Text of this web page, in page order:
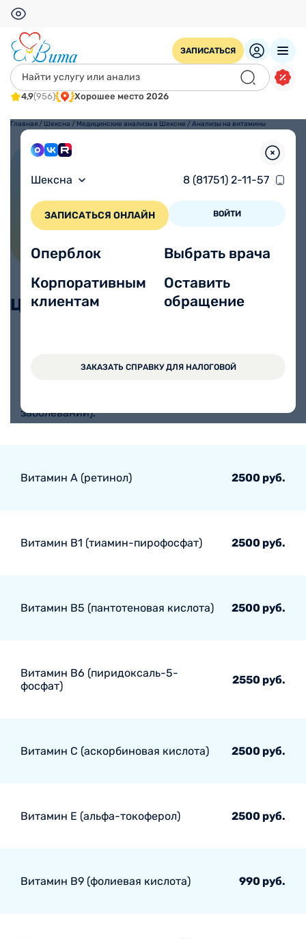
ЗАПИСАТЬСЯ
4,9(956) Хорошее место 2026
Шексна 8 (81751) 2-11-57
ЗАПИСАТЬСЯ ОНЛАЙН ВОЙТИ
Оперблок
Корпоративным
клиентам
Выбрать врача
Оставить
обращение
ЗАКАЗАТЬ СПРАВКУ ДЛЯ НАЛОГОВОЙ
Главная / Шексна / Медицинские анализы в Шексне /Анализы на витамины
Цены, без учета взятия
Определение Омега-3 индекса
(оценка риска внезапной сердечной
заболеваний).
Витамин А (ретинол) 2500 руб.
Витамин В1 (тиамин-пирофосфат) 2500 руб.
Витамин В5 (пантотеновая кислота) 2500 руб.
Витамин В6 (пиридоксаль-5-
фосфат)
2550 руб.
Витамин С (аскорбиновая кислота) 2500 руб.
Витамин Е (альфа-токоферол) 2500 руб.
Витамин В9 (фолиевая кислота) 990 руб.